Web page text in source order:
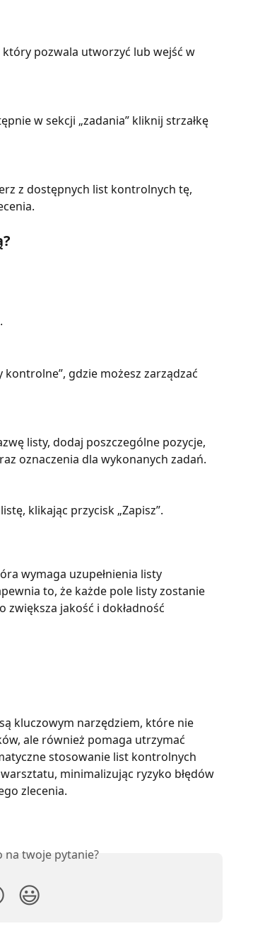
pozwala utworzyć lub wejść w
w sekcji „zadania” kliknij strzałkę
z dostępnych list kontrolnych tę,
kontrolne”, gdzie możesz zarządzać
listy, dodaj poszczególne pozycje,
oznaczenia dla wykonanych zadań.
klikając przycisk „Zapisz”.
wymaga uzupełnienia listy
to, że każde pole listy zostanie
zwiększa jakość i dokładność
kluczowym narzędziem, które nie
ale również pomaga utrzymać
stosowanie list kontrolnych
minimalizując ryzyko błędów
zlecenia.
na twoje pytanie?
😃